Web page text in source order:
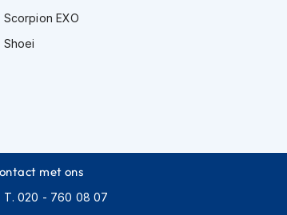
Scorpion EXO
Shoei
met ons
T. 020 - 760 08 07